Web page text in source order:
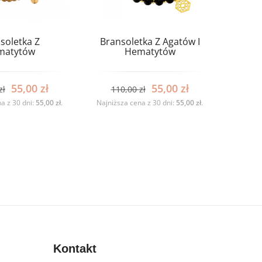
Z
55,00 zł
z 30 dni: 55,00zł.
Bransoletka Z Agatów I
Hematytów
110,00zł 55,00 zł
Najniższa cena z 30 dni: 55,00zł.
Kontakt